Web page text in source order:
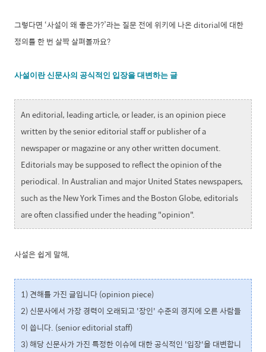
그렇다면 ‘사설이 왜 좋은가?’라는 질문 전에 위키에 나온 ditorial에 대한
정의를 한 번 살짝 살펴볼까요?
사설이란 신문사의 공식적인 입장을 대변하는 글
An editorial, leading article, or leader, is an opinion piece
written by the senior editorial staff or publisher of a
newspaper or magazine or any other written document.
Editorials may be supposed to reflect the opinion of the
periodical. In Australian and major United States newspapers,
such as the New York Times and the Boston Globe, editorials
are often classified under the heading "opinion".
사설은 쉽게 말해,
1) 견해를 가진 글입니다 (opinion piece)
2) 신문사에서 가장 경력이 오래되고 '장인' 수준의 경지에 오른 사람들
이 씁니다. (senior editorial staff)
3) 해당 신문사가 가진 특정한 이슈에 대한 공식적인 '입장'을 대변합니